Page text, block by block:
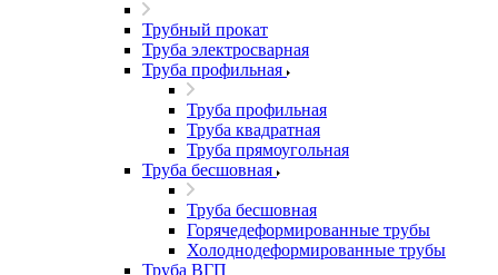
Трубный прокат
Труба электросварная
Труба профильная
Труба профильная
Труба квадратная
Труба прямоугольная
Труба бесшовная
Труба бесшовная
Горячедеформированные трубы
Холоднодеформированные трубы
Труба ВГП